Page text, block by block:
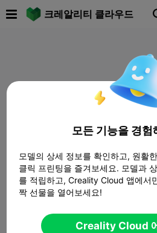
크레알리티 클라우드
모든 기능을 경험
모델의 상세 정보를 확인하고, 원활
클릭 프린팅을 즐겨보세요. 모델과
를 적립하고, Creality Cloud 앱에서
짝 선물을 열어보세요!
Creality Cloud